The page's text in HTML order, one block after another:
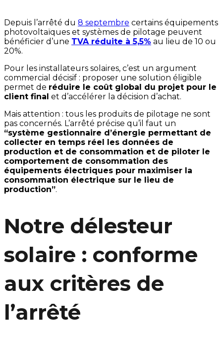
Depuis l’arrêté du 8 septembre certains équipements
photovoltaïques et systèmes de pilotage peuvent
bénéficier d’une TVA réduite à 5,5% au lieu de 10 ou
20%.
Pour les installateurs solaires, c’est un argument
commercial décisif : proposer une solution éligible
permet de réduire le coût global du projet pour le
client final et d’accélérer la décision d’achat.
Mais attention : tous les produits de pilotage ne sont
pas concernés. L’arrêté précise qu’il faut un
“système gestionnaire d’énergie permettant de
collecter en temps réel les données de
production et de consommation et de piloter le
comportement de consommation des
équipements électriques pour maximiser la
consommation électrique sur le lieu de
production”.
Notre délesteur
solaire : conforme
aux critères de
l’arrêté